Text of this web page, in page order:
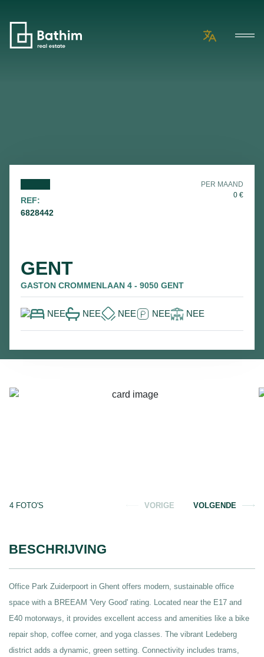
REF:
6828442
PER MAAND
0 €
GENT
GASTON CROMMENLAAN 4 - 9050 GENT
NEE NEE NEE NEE NEE
4 FOTO'S VORIGE VOLGENDE
BESCHRIJVING
Office Park Zuiderpoort in Ghent offers modern, sustainable office
space with a BREEAM 'Very Good' rating. Located near the E17 and
E40 motorways, it provides excellent access and amenities like a bike
repair shop, coffee corner, and yoga classes. The vibrant Ledeberg
district adds a dynamic, green setting. Connectivity includes trams,